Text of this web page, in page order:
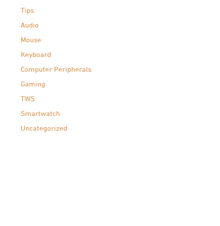
Tips
Audio
Mouse
Keyboard
Computer Peripherals
Gaming
TWS
Smartwatch
Uncategorized